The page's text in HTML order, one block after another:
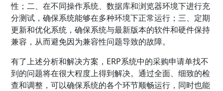
性；二、在不同操作系统、数据库和浏览器环境下进行充
分测试，确保系统能够在多种环境下正常运行；三、定期
更新和优化系统，确保系统与最新版本的软件和硬件保持
兼容，从而避免因为兼容性问题导致的故障。
有了上述分析和解决方案，ERP系统中的采购申请单找不
到的问题将在很大程度上得到解决。通过全面、细致的检
查和调整，可以确保系统的各个环节顺畅运行，同时也能